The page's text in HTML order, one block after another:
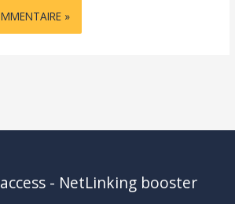
- NetLinking booster